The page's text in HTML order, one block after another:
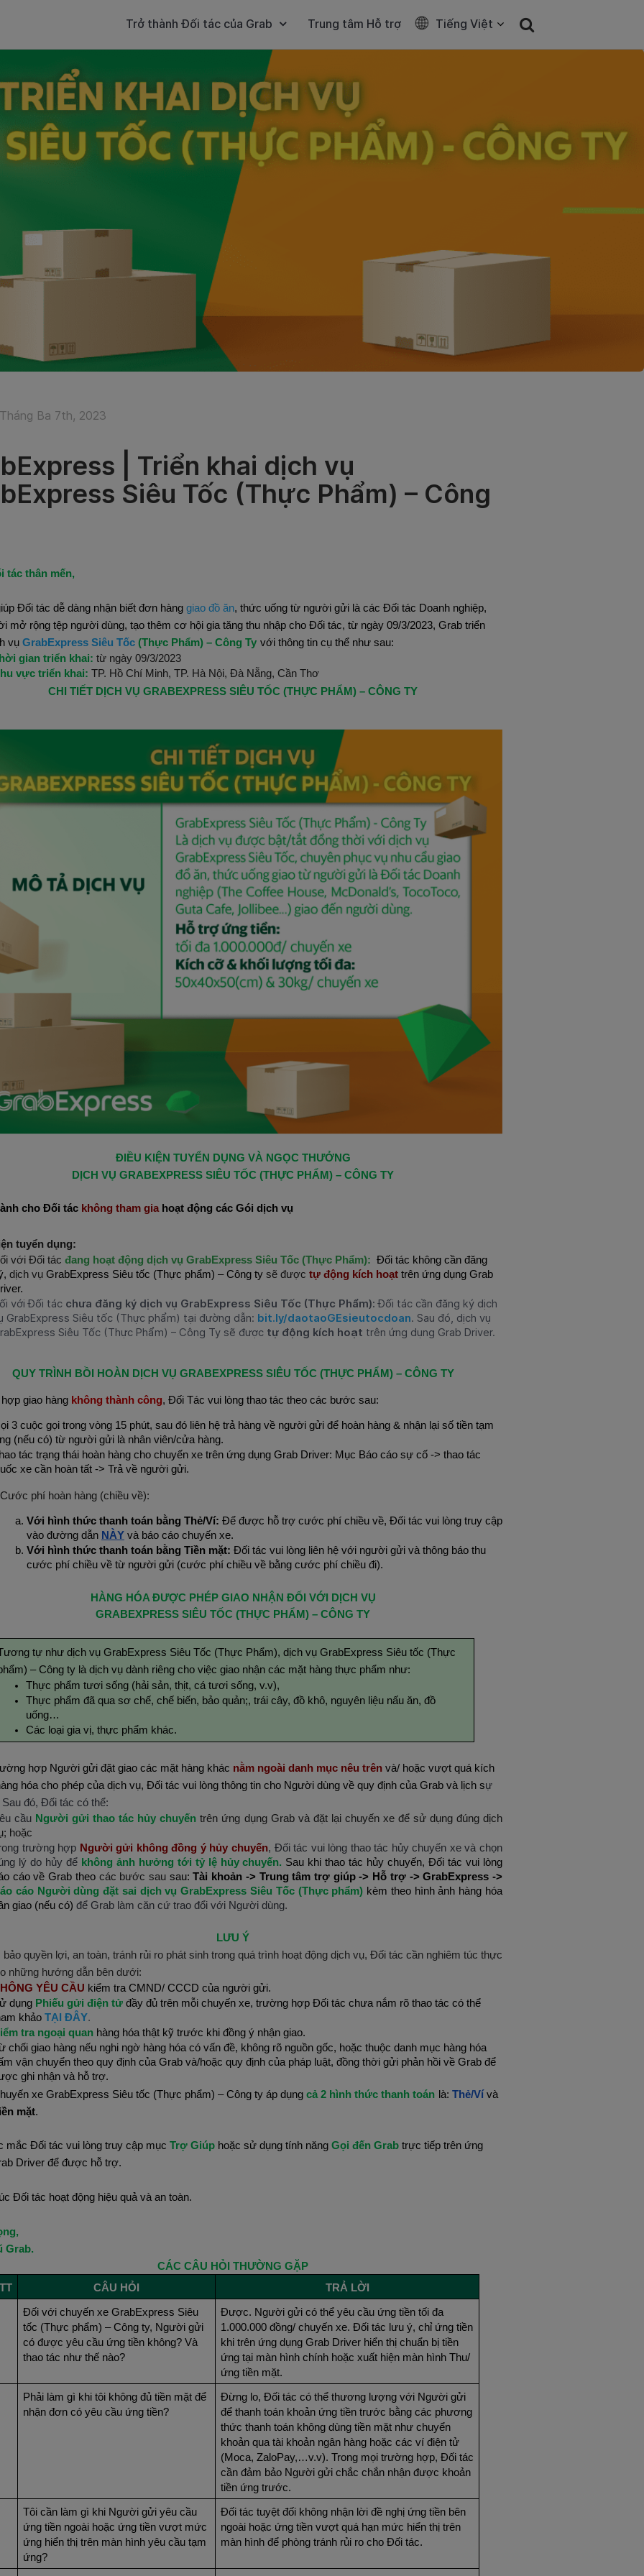
Trở thành Đối tác của Grab Trung tâm Hỗ trợ Tiếng Việt
Ba 7th, 2023
| Triển khai dịch vụ
Siêu Tốc (Thực Phẩm) – Công
tác thân mến,
Đối tác dễ dàng nhận biết đơn hàng giao đồ ăn, thức uống từ người gửi là các Đối tác Doanh nghiệp,
mở rộng tệp người dùng, tạo thêm cơ hội gia tăng thu nhập cho Đối tác, từ ngày 09/3/2023, Grab triển
vụ GrabExpress Siêu Tốc (Thực Phẩm) – Công Ty với thông tin cụ thể như sau:
gian triển khai: từ ngày 09/3/2023
vực triển khai: TP. Hồ Chí Minh, TP. Hà Nội, Đà Nẵng, Cần Thơ
CHI TIẾT DỊCH VỤ GRABEXPRESS SIÊU TỐC (THỰC PHẨM) – CÔNG TY
ĐIỀU KIỆN TUYỂN DỤNG VÀ NGỌC THƯỞNG
DỊCH VỤ GRABEXPRESS SIÊU TỐC (THỰC PHẨM) – CÔNG TY
cho Đối tác không tham giahoạt động các Gói dịch vụ
tuyển dụng:
với Đối tác đang hoạt động dịch vụ GrabExpress Siêu Tốc (Thực Phẩm): Đối tác không cần đăng
dịch vụ GrabExpress Siêu tốc (Thực phẩm) – Công ty sẽ được tự động kích hoạt trên ứng dụng Grab
với Đối tác chưa đăng ký dịch vụ GrabExpress Siêu Tốc (Thực Phẩm):Đối tác cần đăng ký dịch
GrabExpress Siêu tốc (Thực phẩm) tại đường dẫn: bit.ly/daotaoGEsieutocdoan. Sau đó, dịch vụ
Siêu Tốc (Thực Phẩm) – Công Ty sẽ được tự động kích hoạt trên ứng dụng Grab Driver.
QUY TRÌNH BỒI HOÀN DỊCH VỤ GRABEXPRESS SIÊU TỐC (THỰC PHẨM) – CÔNG TY
giao hàng không thành công, Đối Tác vui lòng thao tác theo các bước sau:
3 cuộc gọi trong vòng 15 phút, sau đó liên hệ trả hàng về người gửi để hoàn hàng & nhận lại số tiền tạm
(nếu có) từ người gửi là nhân viên/cửa hàng.
tác trạng thái hoàn hàng cho chuyến xe trên ứng dụng Grab Driver: Mục Báo cáo sự cố -> thao tác
xe cần hoàn tất -> Trả về người gửi.
phí hoàn hàng (chiều về):
Với hình thức thanh toán bằng Thẻ/Ví: Để được hỗ trợ cước phí chiều về, Đối tác vui lòng truy cập
vào đường dẫn NÀY và báo cáo chuyến xe.
Với hình thức thanh toán bằng Tiền mặt: Đối tác vui lòng liên hệ với người gửi và thông báo thu
cước phí chiều về từ người gửi (cước phí chiều về bằng cước phí chiều đi).
HÀNG HÓA ĐƯỢC PHÉP GIAO NHẬN ĐỐI VỚI DỊCH VỤ
GRABEXPRESS SIÊU TỐC (THỰC PHẨM) – CÔNG TY
tự như dịch vụ GrabExpress Siêu Tốc (Thực Phẩm), dịch vụ GrabExpress Siêu tốc (Thực
– Công ty là dịch vụ dành riêng cho việc giao nhận các mặt hàng thực phẩm như:
Thực phẩm tươi sống (hải sản, thịt, cá tươi sống, v.v),
Thực phẩm đã qua sơ chế, chế biến, bảo quản;, trái cây, đồ khô, nguyên liệu nấu ăn, đồ
uống…
Các loại gia vị, thực phẩm khác.
hợp Người gửi đặt giao các mặt hàng khác nằm ngoài danh mục nêu trên và/ hoặc vượt quá kích
hóa cho phép của dịch vụ, Đối tác vui lòng thông tin cho Người dùng về quy định của Grab và lịch sự
Sau đó, Đối tác có thể:
cầu Người gửi thao tác hủy chuyến trên ứng dụng Grab và đặt lại chuyến xe để sử dụng đúng dịch
hoặc
trường hợp Người gửi không đồng ý hủy chuyến, Đối tác vui lòng thao tác hủy chuyến xe và chọn
lý do hủy để không ảnh hưởng tới tỷ lệ hủy chuyến. Sau khi thao tác hủy chuyến, Đối tác vui lòng
cáo về Grab theocác bước sau sau:Tài khoản -> Trung tâm trợ giúp -> Hỗ trợ -> GrabExpress ->
cáo Người dùng đặt sai dịch vụ GrabExpress Siêu Tốc (Thực phẩm) kèm theo hình ảnh hàng hóa
giao (nếu có) để Grab làm căn cứ trao đổi với Người dùng.
LƯU Ý
quyền lợi, an toàn, tránh rủi ro phát sinh trong quá trình hoạt động dịch vụ, Đối tác cần nghiêm túc thực
những hướng dẫn bên dưới:
YÊU CẦU kiểm tra CMND/ CCCD của người gửi.
dụng Phiếu gửi điện tử đầy đủ trên mỗi chuyến xe, trường hợp Đối tác chưa nắm rõ thao tác có thể
khảo TẠI ĐÂY.
tra ngoại quan hàng hóa thật kỹ trước khi đồng ý nhận giao.
chối giao hàng nếu nghi ngờ hàng hóa có vấn đề, không rõ nguồn gốc, hoặc thuộc danh mục hàng hóa
vận chuyển theo quy định của Grab và/hoặc quy định của pháp luật, đồng thời gửi phản hồi về Grab để
ghi nhận và hỗ trợ.
xe GrabExpress Siêu tốc (Thực phẩm) – Công ty áp dụng cả 2 hình thức thanh toán là: Thẻ/Ví và
mặt.
mắc Đối tác vui lòng truy cập mục Trợ Giúp hoặc sử dụng tính năng Gọi đến Grab trực tiếp trên ứng
Driver để được hỗ trợ.
Đối tác hoạt động hiệu quả và an toàn.
Grab.
CÁC CÂU HỎI THƯỜNG GẶP
CÂU HỎI TRẢ LỜI
Đối với chuyến xe GrabExpress Siêu
tốc (Thực phẩm) – Công ty, Người gửi
có được yêu cầu ứng tiền không? Và
thao tác như thế nào?
Được. Người gửi có thể yêu cầu ứng tiền tối đa
1.000.000 đồng/ chuyến xe. Đối tác lưu ý, chỉ ứng tiền
khi trên ứng dụng Grab Driver hiển thị chuẩn bị tiền
ứng tại màn hình chính hoặc xuất hiện màn hình Thu/
ứng tiền mặt.
Phải làm gì khi tôi không đủ tiền mặt để
nhận đơn có yêu cầu ứng tiền?
Đừng lo, Đối tác có thể thương lượng với Người gửi
để thanh toán khoản ứng tiền trước bằng các phương
thức thanh toán không dùng tiền mặt như chuyển
khoản qua tài khoản ngân hàng hoặc các ví điện tử
(Moca, ZaloPay,…v.v). Trong mọi trường hợp, Đối tác
cần đảm bảo Người gửi chắc chắn nhận được khoản
tiền ứng trước.
Tôi cần làm gì khi Người gửi yêu cầu
ứng tiền ngoài hoặc ứng tiền vượt mức
ứng hiển thị trên màn hình yêu cầu tạm
ứng?
Đối tác tuyệt đối không nhận lời đề nghị ứng tiền bên
ngoài hoặc ứng tiền vượt quá hạn mức hiển thị trên
màn hình để phòng tránh rủi ro cho Đối tác.